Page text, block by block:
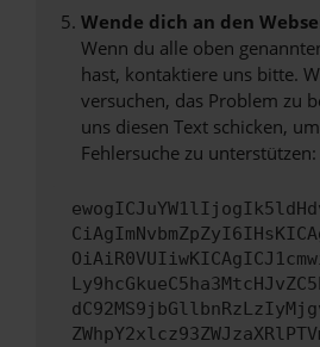
Wende dich an den
Wenn du alle oben
hast, kontaktiere uns bitte.
versuchen, das Problem zu
uns diesen Text schicken,
Fehlersuche zu unterstützen: